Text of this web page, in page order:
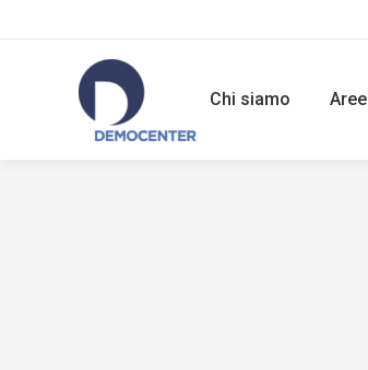
Chi siamo Aree